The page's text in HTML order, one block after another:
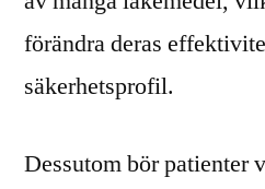
förändra deras
säkerhetsprofil.
Dessutom bör patienter